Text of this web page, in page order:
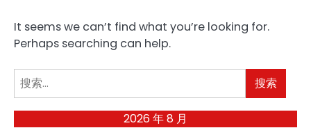
It seems we can’t find what you’re looking for.
Perhaps searching can help.
搜
索：
2026 年 8 月